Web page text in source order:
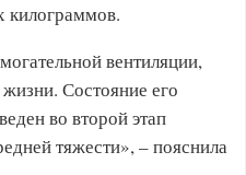
килограммов.
вентиляции,
Состояние его
во второй этап
тяжести», – пояснила